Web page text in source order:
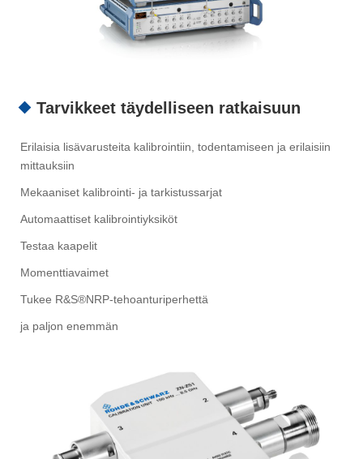
Tarvikkeet täydelliseen ratkaisuun
Erilaisia ​​lisävarusteita kalibrointiin, todentamiseen ja erilaisiin
mittauksiin
Mekaaniset kalibrointi- ja tarkistussarjat
Automaattiset kalibrointiyksiköt
Testaa kaapelit
Momenttiavaimet
Tukee R&S®NRP-tehoanturiperhettä
ja paljon enemmän